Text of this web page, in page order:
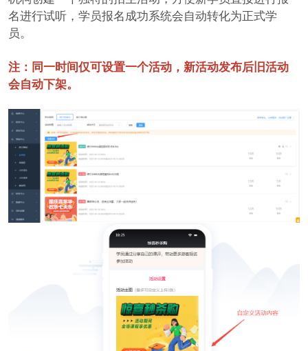
名进行试听，学员报名成功系统会自动转化为正式学
员。
注：同一时间仅可设置一个活动，新活动发布后旧活动
会自动下架。